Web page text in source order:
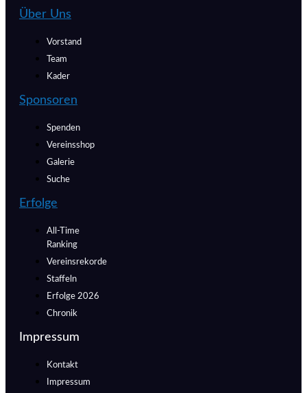
Über Uns
Vorstand
Team
Kader
Sponsoren
Spenden
Vereinsshop
Galerie
Suche
Erfolge
All-Time
Ranking
Vereinsrekorde
Staffeln
Erfolge 2026
Chronik
Impressum
Kontakt
Impressum